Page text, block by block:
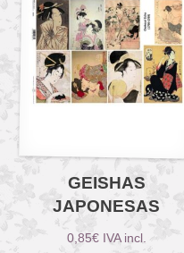
GEISHAS
JAPONESAS
0,85€ IVA incl.